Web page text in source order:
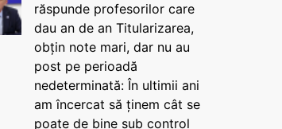
răspunde profesorilor care
dau an de an Titularizarea,
obțin note mari, dar nu au
post pe perioadă
nedeterminată: În ultimii ani
am încercat să ținem cât se
poate de bine sub control